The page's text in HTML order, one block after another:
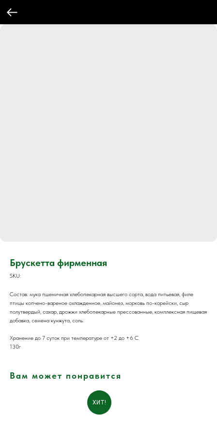
Брускетта фирменная
SKU:
Состав: мука пшеничная хлебопекарная высшего сорта, вода питьевая, филе
птицы копчено-вареное охлажденное, майонез, морковь по-корейски, сыр
полутвердый, сахар, дрожжи хлебопекарные прессованные, комплексная пищевая
добавка, семена кунжута, соль.
Хранение до 7 суток при температуре от +2 до +6 С
130г
Вам может понравится
ХИТ!